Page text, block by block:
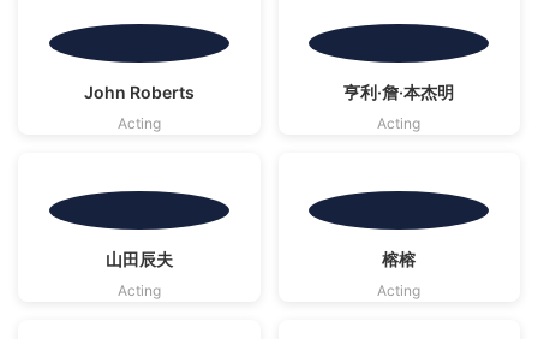
影视资料源自
· CC BY-SA 4.0 | 海报版权归原作者
John Roberts
Acting
影视资料源自
· CC BY-SA 4.0 | 海报版权归原作者
亨利·詹·本杰明
Acting
影视资料源自
· CC BY-SA 4.0 | 海报版权归原作者
山田辰夫
Acting
影视资料源自
· CC BY-SA 4.0 | 海报版权归原作者
榕榕
Acting